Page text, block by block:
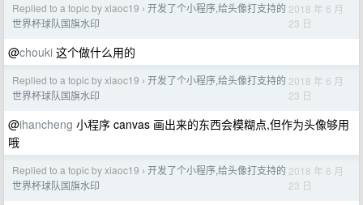
Replied to a topic by xiaoc19 › 开发了个小程序,给头像打支持的
世界杯球队国旗水印
2018 年 6 月
23 日
@chouki 这个做什么用的
Replied to a topic by xiaoc19 › 开发了个小程序,给头像打支持的
世界杯球队国旗水印
2018 年 6 月
23 日
@ihancheng 小程序 canvas 画出来的东西会模糊点,但作为头像够用
哦
Replied to a topic by xiaoc19 › 开发了个小程序,给头像打支持的
世界杯球队国旗水印
2018 年 6 月
23 日